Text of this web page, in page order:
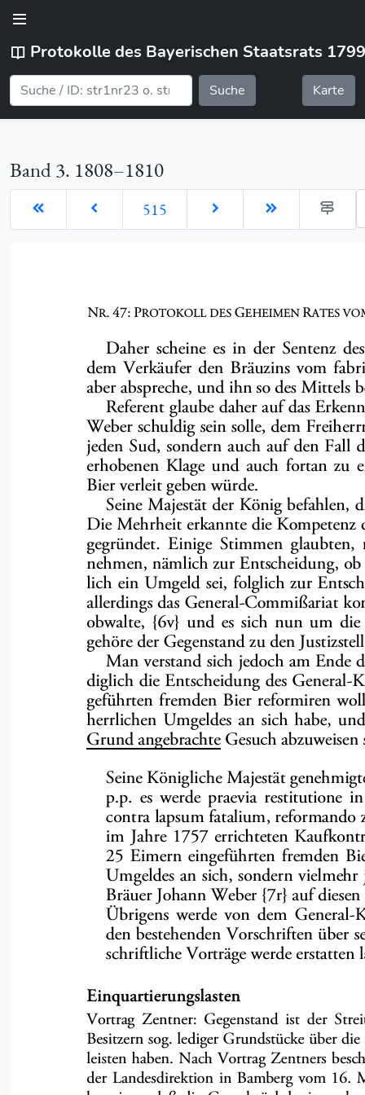
Protokolle des Bayerischen Staatsrats
Suche Karte
Band 3. 1808–1810
515